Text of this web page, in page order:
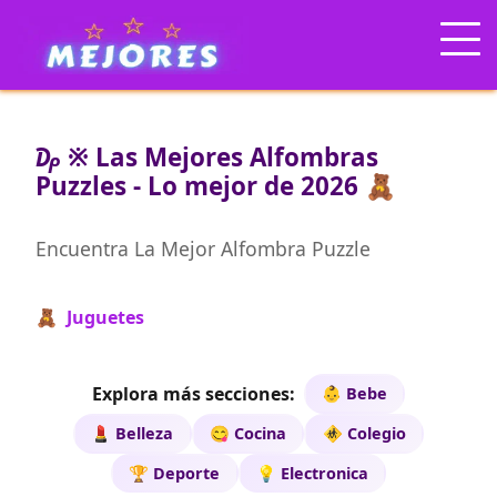
₯ ※ Las Mejores Alfombras
Puzzles - Lo mejor de 2026 🧸
Encuentra La Mejor Alfombra Puzzle
🧸 Juguetes
Explora más secciones:
👶 Bebe
💄 Belleza
😋 Cocina
🚸 Colegio
🏆 Deporte
💡 Electronica